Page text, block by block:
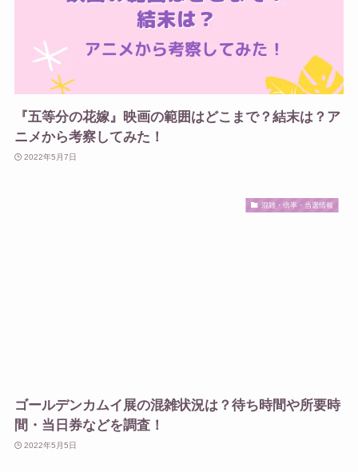
『五等分の花嫁』映画の範囲はどこまで？結末は？ア
ニメから考察してみた！
2022年5月7日
混雑・倍率・当選情報
ゴールデンカムイ展の混雑状況は？待ち時間や所要時
間・当日券などを調査！
2022年5月5日